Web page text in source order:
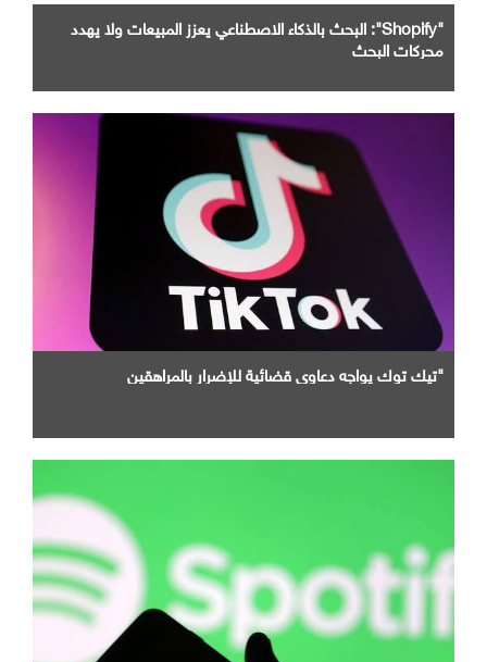
"Shopify": البحث بالذكاء الاصطناعي يعزز المبيعات ولا يهدد
محركات البحث
"تيك توك يواجه دعاوى قضائية للإضرار بالمراهقين